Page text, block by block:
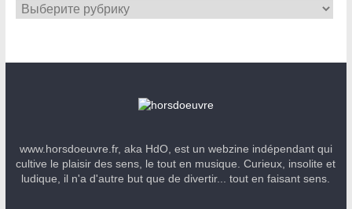
www.horsdoeuvre.fr, aka HdO, est un webzine indépendant qui
cultive le plaisir des sens, le tout en musique. Curieux, insolite et
ludique, il n'a d'autre but que de divertir... tout en faisant sens.